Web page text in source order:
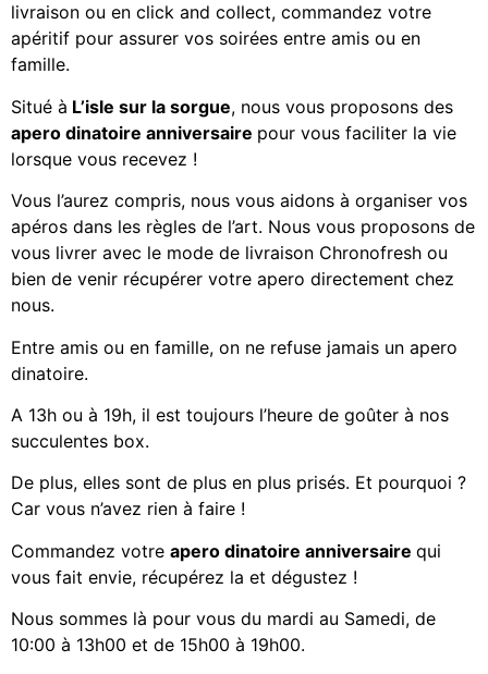
livraison ou en click and collect, commandez votre
apéritif pour assurer vos soirées entre amis ou en
famille.
Situé à L’isle sur la sorgue, nous vous proposons des
apero dinatoire anniversaire pour vous faciliter la vie
lorsque vous recevez !
Vous l’aurez compris, nous vous aidons à organiser vos
apéros dans les règles de l’art. Nous vous proposons de
vous livrer avec le mode de livraison Chronofresh ou
bien de venir récupérer votre apero directement chez
nous.
Entre amis ou en famille, on ne refuse jamais un apero
dinatoire.
A 13h ou à 19h, il est toujours l’heure de goûter à nos
succulentes box.
De plus, elles sont de plus en plus prisés. Et pourquoi ?
Car vous n’avez rien à faire !
Commandez votre apero dinatoire anniversaire qui
vous fait envie, récupérez la et dégustez !
Nous sommes là pour vous du mardi au Samedi, de
10:00 à 13h00 et de 15h00 à 19h00.